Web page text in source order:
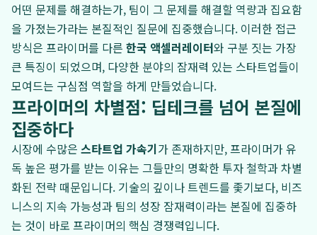
어떤 문제를 해결하는가, 팀이 그 문제를 해결할 역량과 집요함
을 가졌는가라는 본질적인 질문에 집중했습니다. 이러한 접근
방식은 프라이머를 다른 한국 액셀러레이터와 구분 짓는 가장
큰 특징이 되었으며, 다양한 분야의 잠재력 있는 스타트업들이
모여드는 구심점 역할을 하게 만들었습니다.
프라이머의 차별점: 딥테크를 넘어 본질에
집중하다
시장에 수많은 스타트업 가속기가 존재하지만, 프라이머가 유
독 높은 평가를 받는 이유는 그들만의 명확한 투자 철학과 차별
화된 전략 때문입니다. 기술의 깊이나 트렌드를 좇기보다, 비즈
니스의 지속 가능성과 팀의 성장 잠재력이라는 본질에 집중하
는 것이 바로 프라이머의 핵심 경쟁력입니다.